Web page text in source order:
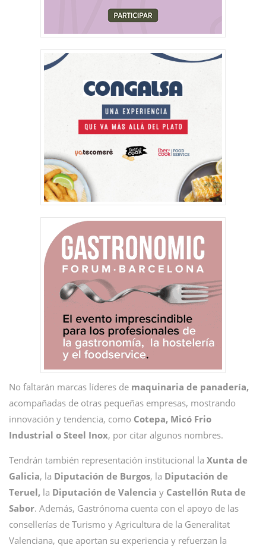
No faltarán marcas líderes de maquinaria de panadería,
acompañadas de otras pequeñas empresas, mostrando
innovación y tendencia, como Cotepa, Micó Frio
Industrial o Steel Inox, por citar algunos nombres.
Tendrán también representación institucional la Xunta de
Galicia, la Diputación de Burgos, la Diputación de
Teruel, la Diputación de Valencia y Castellón Ruta de
Sabor. Además, Gastrónoma cuenta con el apoyo de las
consellerías de Turismo y Agricultura de la Generalitat
Valenciana, que aportan su experiencia y refuerzan la